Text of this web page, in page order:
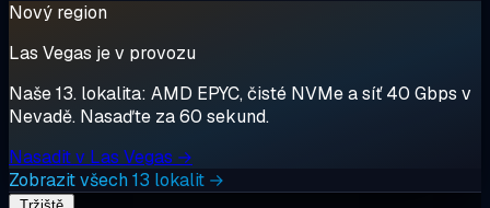
Nový region
Las Vegas je v provozu
Naše 13. lokalita: AMD EPYC, čisté NVMe a síť 40 Gbps v
Nevadě. Nasaďte za 60 sekund.
Nasadit v Las Vegas →
Zobrazit všech 13 lokalit →